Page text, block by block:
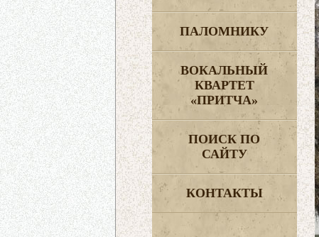
ПАЛОМНИКУ
ВОКАЛЬНЫЙ
КВАРТЕТ
«ПРИТЧА»
ПОИСК ПО
САЙТУ
КОНТАКТЫ